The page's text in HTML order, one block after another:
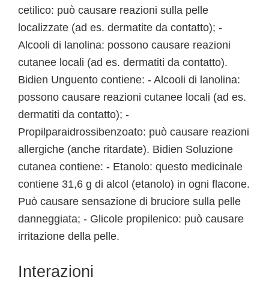
cetilico: può causare reazioni sulla pelle
localizzate (ad es. dermatite da contatto); -
Alcooli di lanolina: possono causare reazioni
cutanee locali (ad es. dermatiti da contatto).
Bidien Unguento contiene: - Alcooli di lanolina:
possono causare reazioni cutanee locali (ad es.
dermatiti da contatto); -
Propilparaidrossibenzoato: può causare reazioni
allergiche (anche ritardate). Bidien Soluzione
cutanea contiene: - Etanolo: questo medicinale
contiene 31,6 g di alcol (etanolo) in ogni flacone.
Può causare sensazione di bruciore sulla pelle
danneggiata; - Glicole propilenico: può causare
irritazione della pelle.
Interazioni